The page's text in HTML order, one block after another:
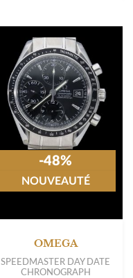
OMEGA
SPEEDMASTER DAY DATE
CHRONOGRAPH
-48%
NOUVEAUTÉ